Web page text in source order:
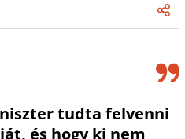
tudta felvenni
és hogy ki nem